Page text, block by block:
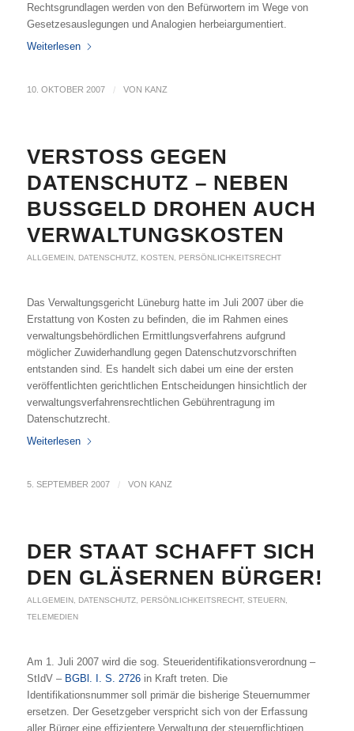
Rechtsgrundlagen werden von den Befürwortern im Wege von
Gesetzesauslegungen und Analogien herbeiargumentiert.
Weiterlesen
10. OKTOBER 2007 / VON KANZ
VERSTOSS GEGEN D
ATENSCHUTZ – NEBEN B
USSGELD DROHEN AUCH VE
RWALTUNGSKOSTEN
ALLGEMEIN, DATENSCHUTZ, KOSTEN, PERSÖNLICHKEITSRECHT
Das Verwaltungsgericht Lüneburg hatte im Juli 2007 über die
Erstattung von Kosten zu befinden, die im Rahmen eines
verwaltungsbehördlichen Ermittlungsverfahrens aufgrund
möglicher Zuwiderhandlung gegen Datenschutzvorschriften
entstanden sind. Es handelt sich dabei um eine der ersten
veröffentlichten gerichtlichen Entscheidungen hinsichtlich der
verwaltungsverfahrensrechtlichen Gebührentragung im
Datenschutzrecht.
Weiterlesen
5. SEPTEMBER 2007 / VON KANZ
DER STAAT SCHAFFT SICH
DEN GLÄSERNEN BÜRGER!
ALLGEMEIN, DATENSCHUTZ, PERSÖNLICHKEITSRECHT, STEUERN,
TELEMEDIEN
Am 1. Juli 2007 wird die sog. Steueridentifikationsverordnung –
StIdV – BGBl. I. S. 2726in Kraft treten. Die
Identifikationsnummer soll primär die bisherige Steuernummer
ersetzen. Der Gesetzgeber verspricht sich von der Erfassung
aller Bürger eine effizientere Verwaltung der steuerpflichtigen